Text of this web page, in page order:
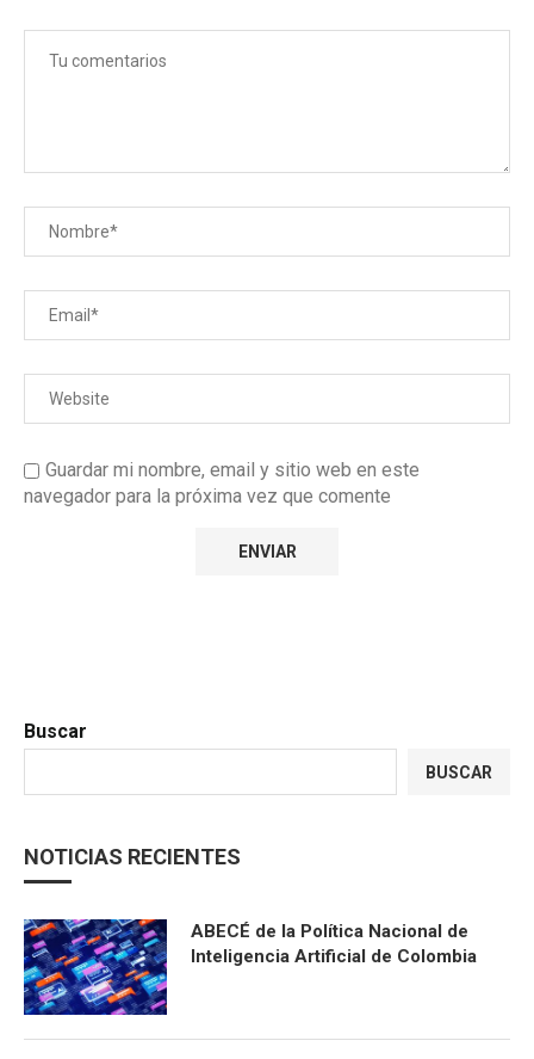
Guardar mi nombre, email y sitio web en este
navegador para la próxima vez que comente
Buscar
BUSCAR
NOTICIAS RECIENTES
ABECÉ de la Política Nacional de
Inteligencia Artificial de Colombia